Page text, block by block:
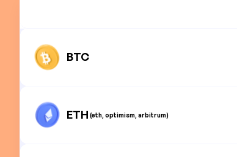
BTC
ETH (eth, optimism, arbitrum)